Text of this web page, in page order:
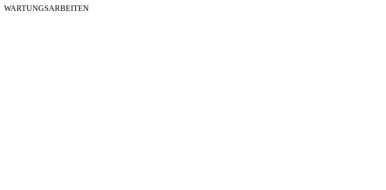
WARTUNGSARBEITEN